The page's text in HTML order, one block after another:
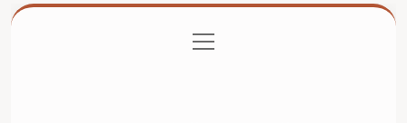
Gizlilik Politikası
menüyü
aç